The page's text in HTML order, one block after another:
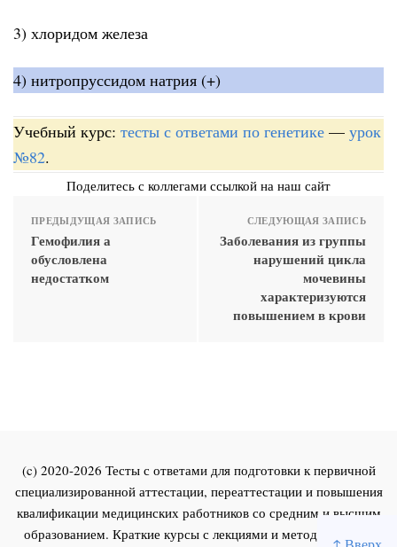
3) хлоридом железа
4) нитропруссидом натрия (+)
Учебный курс: тесты с ответами по генетике — урок
№82.
Поделитесь с коллегами ссылкой на наш сайт
ПРЕДЫДУЩАЯ ЗАПИСЬ
Гемофилия а
обусловлена
недостатком
СЛЕДУЮЩАЯ ЗАПИСЬ
Заболевания из группы
нарушений цикла
мочевины
характеризуются
повышением в крови
(c) 2020-2026 Тесты с ответами для подготовки к первичной
специализированной аттестации, переаттестации и повышения
квалификации медицинских работников со средним и высшим
образованием. Краткие курсы с лекциями и методическими